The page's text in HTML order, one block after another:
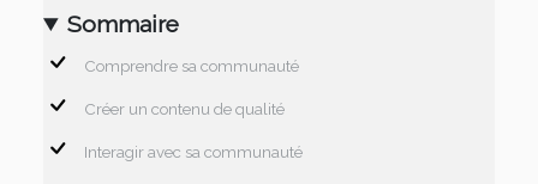
Sommaire
Comprendre sa communauté
Créer un contenu de qualité
Interagir avec sa communauté